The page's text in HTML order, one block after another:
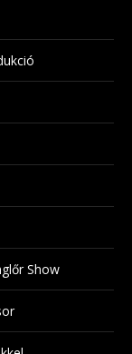
Show